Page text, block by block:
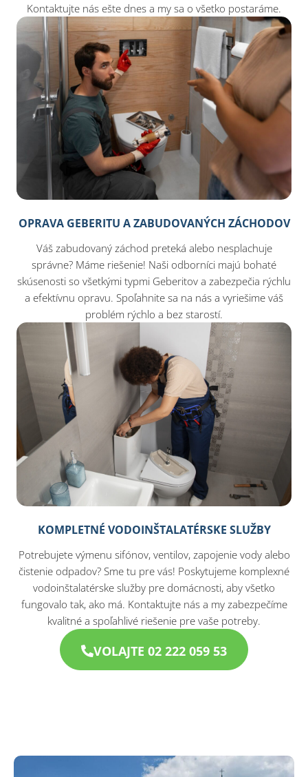
Kontaktujte nás ešte dnes a my sa o všetko postaráme.
OPRAVA GEBERITU A ZABUDOVANÝCH ZÁCHODOV
Váš zabudovaný záchod preteká alebo nesplachuje
správne? Máme riešenie! Naši odborníci majú bohaté
skúsenosti so všetkými typmi Geberitov a zabezpečia rýchlu
a efektívnu opravu. Spoľahnite sa na nás a vyriešime váš
problém rýchlo a bez starostí.
KOMPLETNÉ VODOINŠTALATÉRSKE SLUŽBY
Potrebujete výmenu sifónov, ventilov, zapojenie vody alebo
čistenie odpadov? Sme tu pre vás! Poskytujeme komplexné
vodoinštalatérske služby pre domácnosti, aby všetko
fungovalo tak, ako má. Kontaktujte nás a my zabezpečíme
kvalitné a spoľahlivé riešenie pre vaše potreby.
VOLAJTE 02 222 059 53